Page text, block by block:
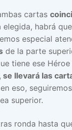
cartas
habrá que
especial
de la parte
tiene ese
se llevará las
eso,
superior.
ronda hasta